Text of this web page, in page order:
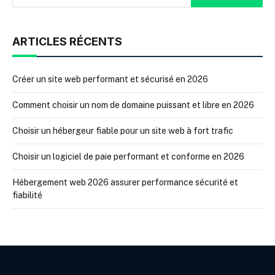
ARTICLES RÉCENTS
Créer un site web performant et sécurisé en 2026
Comment choisir un nom de domaine puissant et libre en 2026
Choisir un hébergeur fiable pour un site web à fort trafic
Choisir un logiciel de paie performant et conforme en 2026
Hébergement web 2026 assurer performance sécurité et
fiabilité